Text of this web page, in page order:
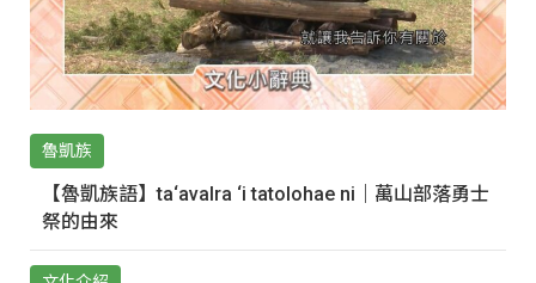
魯凱族
【魯凱族語】ta‘avalra ‘i tatolohae ni｜萬山部落勇士
祭的由來